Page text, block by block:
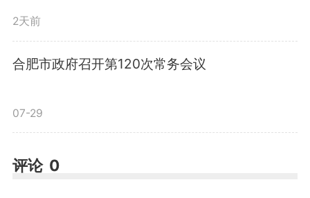
支部发力，凝聚志愿“红色力
名党员就是一面旗帜。”楼西村党
支部积极响应镇党委号召，充分发
2天前
合肥市政府召开第120次常务会议
07-29
评论 0